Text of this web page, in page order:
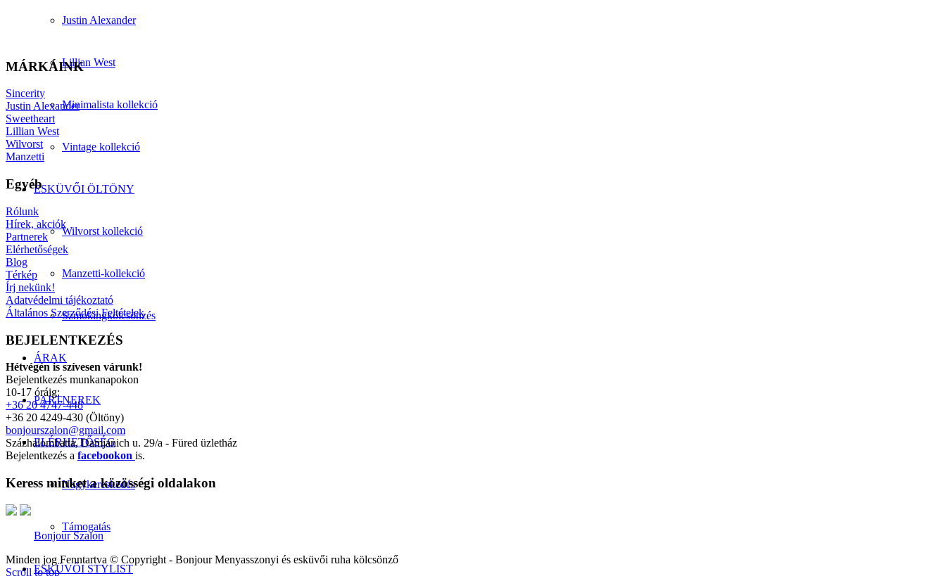
Justin Alexander
Lillian West
Minimalista kollekció
Vintage kollekció
ESKÜVŐI ÖLTÖNY
Wilvorst kollekció
Manzetti-kollekció
Szmokingkölcsönzés
ÁRAK
PARTNEREK
ELÉRHETŐSÉG
Nagykereskedés
Támogatás
ESKÜVŐI STYLIST
MÁRKÁINK
Sincerity
Justin Alexander
Sweetheart
Lillian West
Wilvorst
Manzetti
Egyéb
Rólunk
Hírek, akciók
Partnerek
Elérhetőségek
Blog
Térkép
Írj nekünk!
Adatvédelmi tájékoztató
Általános Szerződési Feltételek
BEJELENTKEZÉS
Hétvégén is szívesen várunk!
Bejelentkezés munkanapokon
10-17 óráig:
+36 20 4747-448
+36 20 4249-430 (Öltöny)
bonjourszalon@gmail.com
Százhalombatta, Damjanich u. 29/a - Füred üzletház
Bejelentkezés a facebookon is.
Keress minket a közösségi oldalakon
Bonjour Szalon
Minden jog Fenntartva © Copyright - Bonjour Menyasszonyi és esküvői ruha kölcsönző
Scroll to top